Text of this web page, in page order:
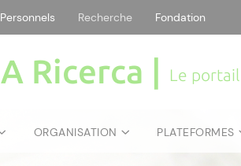
Personnels Recherche Fondation
A Ricerca | Le
ORGANISATION PLATEFORMES